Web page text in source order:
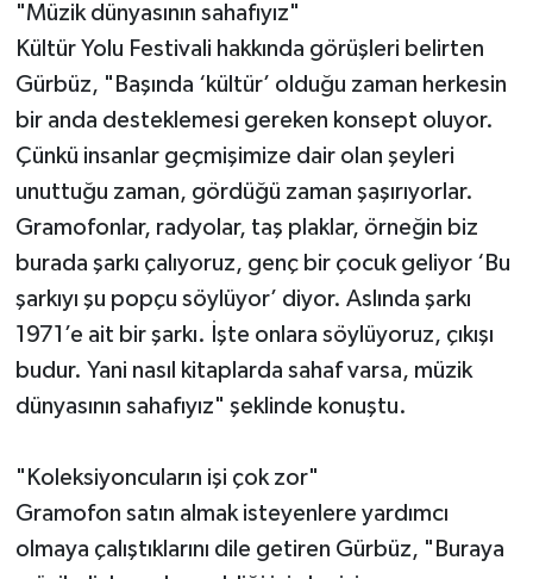
"Müzik dünyasının sahafıyız"
Kültür Yolu Festivali hakkında görüşleri belirten
Gürbüz, "Başında ‘kültür’ olduğu zaman herkesin
bir anda desteklemesi gereken konsept oluyor.
Çünkü insanlar geçmişimize dair olan şeyleri
unuttuğu zaman, gördüğü zaman şaşırıyorlar.
Gramofonlar, radyolar, taş plaklar, örneğin biz
burada şarkı çalıyoruz, genç bir çocuk geliyor ‘Bu
şarkıyı şu popçu söylüyor’ diyor. Aslında şarkı
1971’e ait bir şarkı. İşte onlara söylüyoruz, çıkışı
budur. Yani nasıl kitaplarda sahaf varsa, müzik
dünyasının sahafıyız" şeklinde konuştu.
"Koleksiyoncuların işi çok zor"
Gramofon satın almak isteyenlere yardımcı
olmaya çalıştıklarını dile getiren Gürbüz, "Buraya